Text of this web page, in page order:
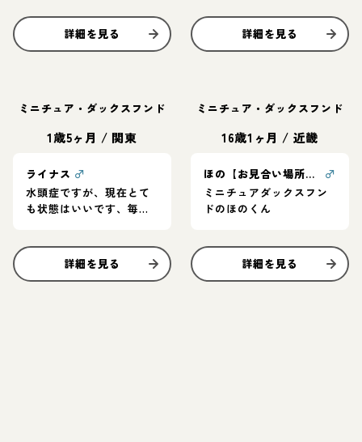
詳細を見る 詳細を見る
ミニチュア・ダックスフンド
1歳5ヶ月 / 関東
ライナス ♂
水頭症ですが、現在とて
も状態はいいです、毎日
詳細を見る
ミニチュア・ダックスフンド
16歳1ヶ月 / 近畿
ほの【お見合い場所：大阪or東京】
♂
ミニチュアダックスフン
ドのほのくん
詳細を見る